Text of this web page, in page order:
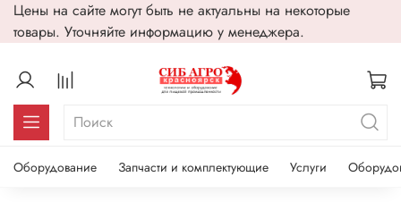
Цены на сайте могут быть не актуальны на некоторые
товары. Уточняйте информацию у менеджера.
Оборудование Запчасти и комплектующие Услуги